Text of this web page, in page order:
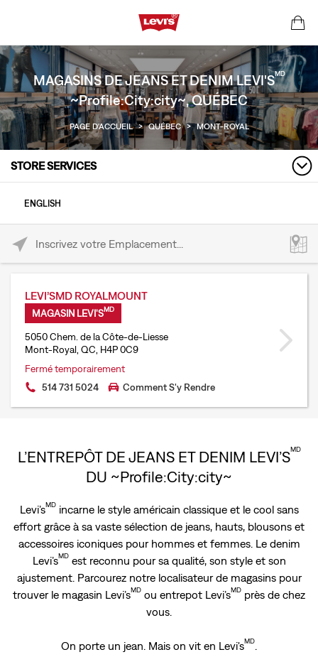
MAGASINS DE JEANS ET DENIM LEVI'SMD
~Profile:City:city~, QUÉBEC
PAGE D'ACCUEIL > QUÉBEC > MONT-ROYAL
STORE SERVICES
ENGLISH
LEVI’SMD ROYALMOUNT
MAGASIN LEVI'SMD
5050 Chem. de la Côte-de-Liesse
Mont-Royal, QC, H4P 0C9
Fermé temporairement
514 731 5024
Comment S'y Rendre
L’ENTREPÔT DE JEANS ET DENIM LEVI’SMD
DU ~Profile:City:city~
Levi’sMDincarne le style américain classique et le cool sans
effort grâce à sa vaste sélection de jeans, hauts, blousons et
accessoires iconiques pour hommes et femmes. Le denim
Levi’sMDest reconnu pour sa qualité, son style et son
ajustement. Parcourez notre localisateur de magasins pour
trouver le magasin Levi’sMD ou entrepot Levi’sMD près de chez
vous.
On porte un jean. Mais on vit en Levi'sMD.